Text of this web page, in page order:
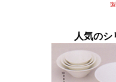
人気のシ